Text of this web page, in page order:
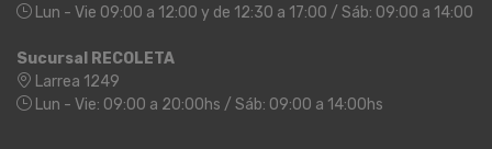
Lun - Vie 09:00 a 12:00 y de 12:30 a 17:00 / Sáb: 09:00 a 14:00
Sucursal RECOLETA
Larrea 1249
Lun - Vie: 09:00 a 20:00hs / Sáb: 09:00 a 14:00hs